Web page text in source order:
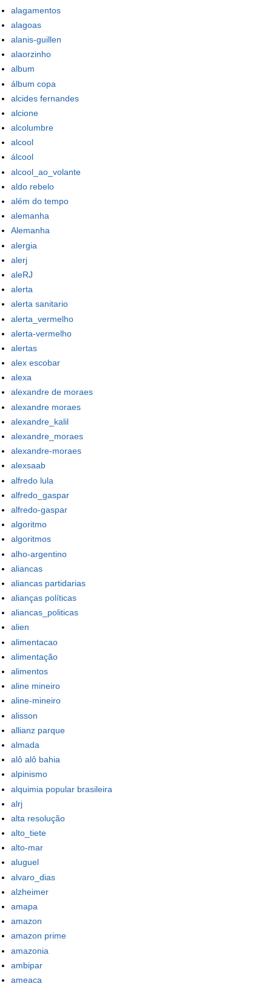
alagamentos
alagoas
alanis-guillen
alaorzinho
album
álbum copa
alcides fernandes
alcione
alcolumbre
alcool
álcool
alcool_ao_volante
aldo rebelo
além do tempo
alemanha
Alemanha
alergia
alerj
aleRJ
alerta
alerta sanitario
alerta_vermelho
alerta-vermelho
alertas
alex escobar
alexa
alexandre de moraes
alexandre moraes
alexandre_kalil
alexandre_moraes
alexandre-moraes
alexsaab
alfredo lula
alfredo_gaspar
alfredo-gaspar
algoritmo
algoritmos
alho-argentino
aliancas
aliancas partidarias
alianças políticas
aliancas_politicas
alien
alimentacao
alimentação
alimentos
aline mineiro
aline-mineiro
alisson
allianz parque
almada
alô alô bahia
alpinismo
alquimia popular brasileira
alrj
alta resolução
alto_tiete
alto-mar
aluguel
alvaro_dias
alzheimer
amapa
amazon
amazon prime
amazonia
ambipar
ameaca